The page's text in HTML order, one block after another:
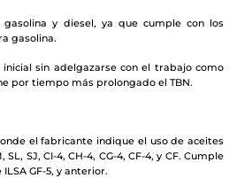
gasolina y diesel, ya que cumple con los
gasolina.
inicial sin adelgazarse con el trabajo como
por tiempo más prolongado el TBN.
el fabricante indique el uso de aceites
SJ, CI-4, CH-4, CG-4, CF-4, y CF. Cumple
GF-5, y anterior.